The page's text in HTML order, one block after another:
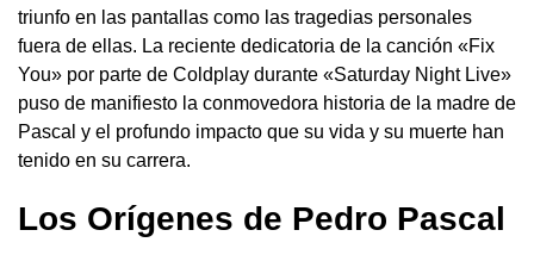
triunfo en las pantallas como las tragedias personales
fuera de ellas. La reciente dedicatoria de la canción «Fix
You» por parte de Coldplay durante «Saturday Night Live»
puso de manifiesto la conmovedora historia de la madre de
Pascal y el profundo impacto que su vida y su muerte han
tenido en su carrera.
Los Orígenes de Pedro Pascal